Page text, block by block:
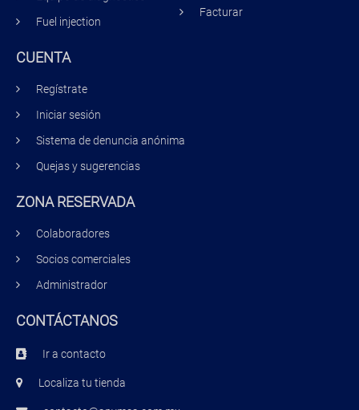
Fuel injection
Facturar
CUENTA
Regístrate
Iniciar sesión
Sistema de denuncia anónima
Quejas y sugerencias
ZONA RESERVADA
Colaboradores
Socios comerciales
Administrador
CONTÁCTANOS
Ir a contacto
Localiza tu tienda